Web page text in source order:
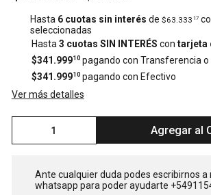
Hasta 6 cuotas sin interés de$63.333 17
seleccionadas
Hasta 3 cuotas SIN INTERÉS con tarjeta
$341.99910pagando con Transferencia
$341.99910pagando con Efectivo
Ver más detalles
Agregar al
Ante cualquier duda podes escribirnos a
whatsapp para poder ayudarte